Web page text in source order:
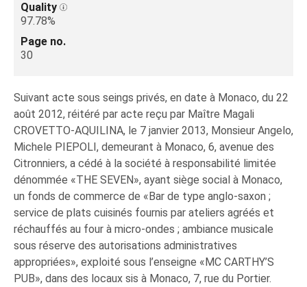
Quality
97.78%
Page no.
30
Suivant acte sous seings privés, en date à Monaco, du 22
août 2012, réitéré par acte reçu par Maître Magali
CROVETTO-AQUILINA, le 7 janvier 2013, Monsieur Angelo,
Michele PIEPOLI, demeurant à Monaco, 6, avenue des
Citronniers, a cédé à la société à responsabilité limitée
dénommée «THE SEVEN», ayant siège social à Monaco,
un fonds de commerce de «Bar de type anglo-saxon ;
service de plats cuisinés fournis par ateliers agréés et
réchauffés au four à micro-ondes ; ambiance musicale
sous réserve des autorisations administratives
appropriées», exploité sous l’enseigne «MC CARTHY’S
PUB», dans des locaux sis à Monaco, 7, rue du Portier.